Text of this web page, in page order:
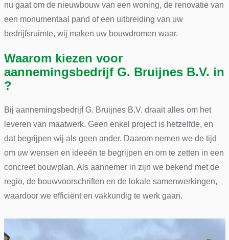
nu gaat om de nieuwbouw van een woning, de renovatie van
een monumentaal pand of een uitbreiding van uw
bedrijfsruimte, wij maken uw bouwdromen waar.
Waarom kiezen voor
aannemingsbedrijf G. Bruijnes B.V. in
?
Bij aannemingsbedrijf G. Bruijnes B.V. draait alles om het
leveren van maatwerk. Geen enkel project is hetzelfde, en
dat begrijpen wij als geen ander. Daarom nemen we de tijd
om uw wensen en ideeën te begrijpen en om te zetten in een
concreet bouwplan. Als aannemer in zijn we bekend met de
regio, de bouwvoorschriften en de lokale samenwerkingen,
waardoor we efficiënt en vakkundig te werk gaan.